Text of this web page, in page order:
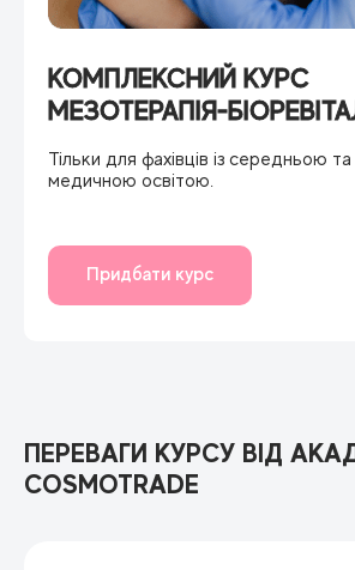
КОМПЛЕКСНИЙ КУРС
МЕЗОТЕРАПІЯ-
Тільки для фахівців із середньою
медичною освітою.
Придбати курс
ПЕРЕВАГИ КУРСУ ВІД
COSMOTRADE